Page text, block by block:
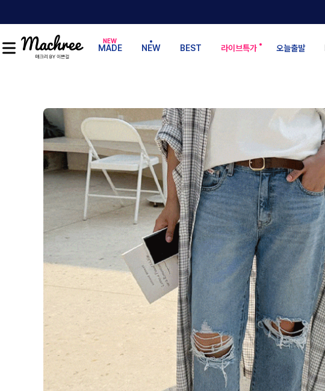
MADE NEW BEST 라이브특가 오늘출발